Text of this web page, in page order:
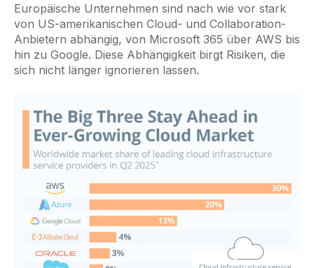
Europäische Unternehmen sind nach wie vor stark
von US-amerikanischen Cloud- und Collaboration-
Anbietern abhängig, von Microsoft 365 über AWS bis
hin zu Google. Diese Abhängigkeit birgt Risiken, die
sich nicht länger ignorieren lassen.